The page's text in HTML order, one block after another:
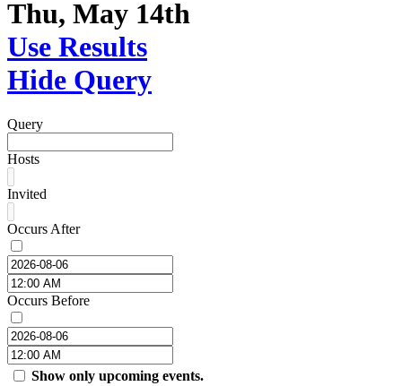
Thu, May 14th
Use Results
Hide Query
Query
Hosts
Invited
Occurs After
Occurs Before
Show only upcoming events.